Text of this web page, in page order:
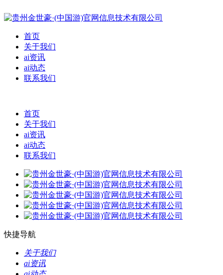
首页
关于我们
ai资讯
ai动态
联系我们
首页
关于我们
ai资讯
ai动态
联系我们
快捷导航
关于我们
ai资讯